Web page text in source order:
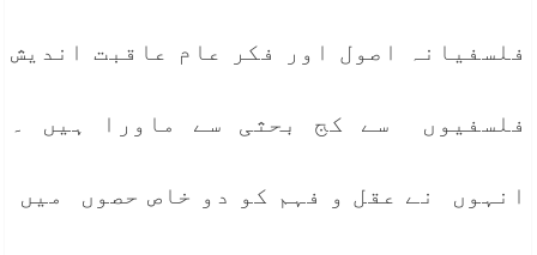
فلسفیانہ اصول اور فکر عام عاقبت اندیش
فلسفیوں سے کج بحثی سے ماورا ہیں ۔
انہوں نے عقل و فہم کو دو خاص حصوں میں